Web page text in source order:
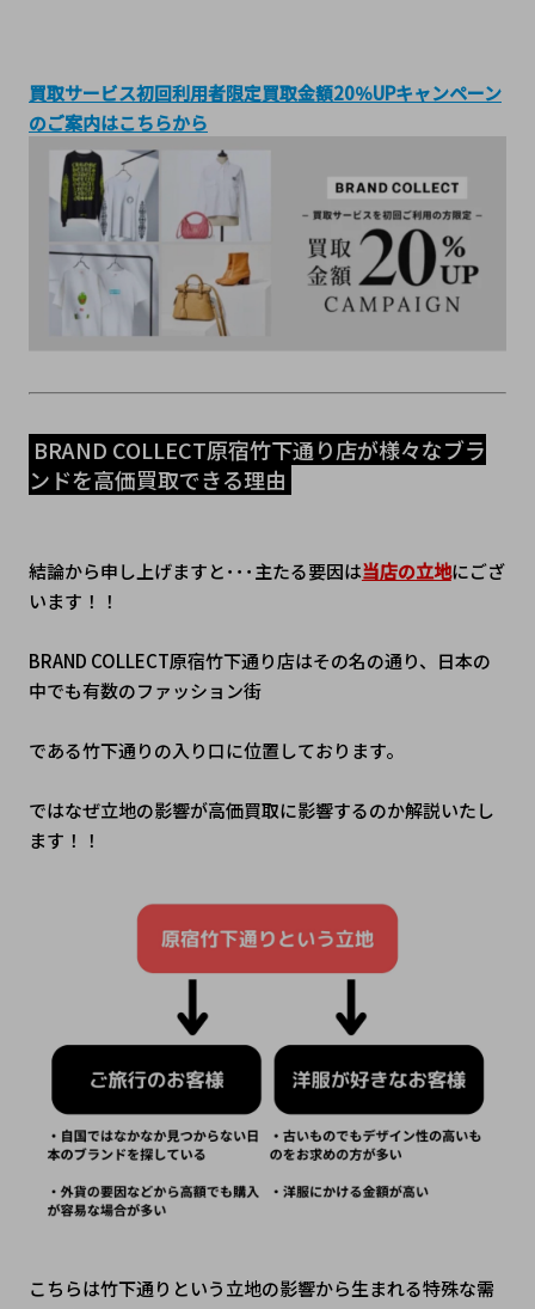
買取サービス初回利用者限定買取金額20％UPキャンペーン
のご案内はこちらから
ンドを高価買取できる理由
結論から申し上げますと･･･主たる要因は当店の立地にござ
います！！
BRAND COLLECT原宿竹下通り店はその名の通り、日本の
中でも有数のファッション街
である竹下通りの入り口に位置しております。
ではなぜ立地の影響が高価買取に影響するのか解説いたし
ます！！
こちらは竹下通りという立地の影響から生まれる特殊な需